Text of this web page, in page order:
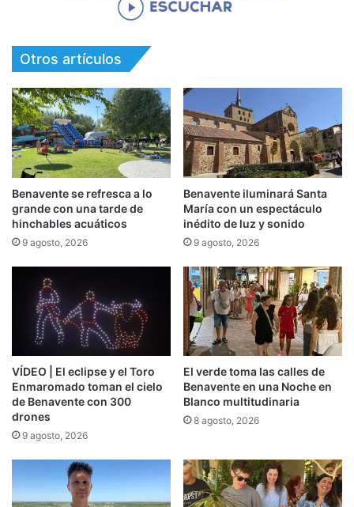
Otros artículos
Benavente se refresca a lo
grande con una tarde de
hinchables acuáticos
9 agosto, 2026
Benavente iluminará Santa
María con un espectáculo
inédito de luz y sonido
9 agosto, 2026
VÍDEO | El eclipse y el Toro
Enmaromado toman el cielo
de Benavente con 300
drones
9 agosto, 2026
El verde toma las calles de
Benavente en una Noche en
Blanco multitudinaria
8 agosto, 2026